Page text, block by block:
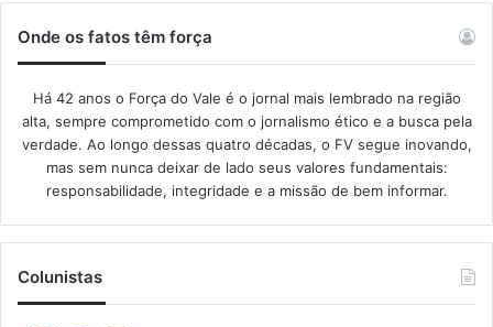
Onde os fatos têm força
Há 42 anos o Força do Vale é o jornal mais lembrado na região
alta, sempre comprometido com o jornalismo ético e a busca pela
verdade. Ao longo dessas quatro décadas, o FV segue inovando,
mas sem nunca deixar de lado seus valores fundamentais:
responsabilidade, integridade e a missão de bem informar.​
Colunistas